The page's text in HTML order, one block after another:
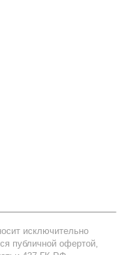
исключительно
публичной офертой,